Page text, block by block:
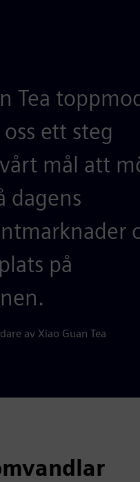
Tea
ett steg
mål att
dagens
på
av Xiao Guan Tea